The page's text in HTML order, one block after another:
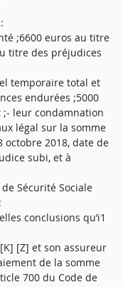
;6600 euros au titre
titre des préjudices
temporaire total et
endurées ;5000
;- leur condamnation
légal sur la somme
2018, date de
subi, et à
Sécurité Sociale
conclusions qu’i1
[Z] et son assureur
de la somme
700 du Code de